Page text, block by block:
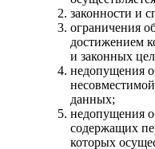
законности и
ограничения
достижением
и законных
недопущения
данных;
недопущения
содержащих
которых